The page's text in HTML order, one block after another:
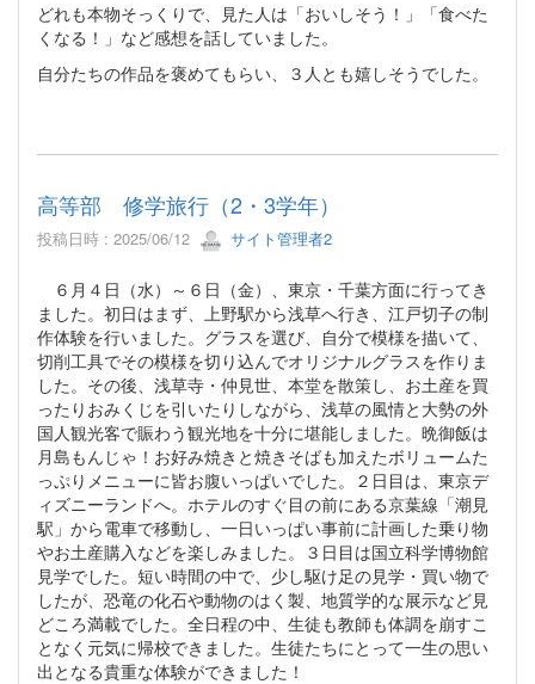
どれも本物そっくりで、見た人は「おいしそう！」「食べた
くなる！」など感想を話していました。
自分たちの作品を褒めてもらい、３人とも嬉しそうでした。
高等部 修学旅行（2・3学年）
投稿日時 : 2025/06/12 サイト管理者2
６月４日（水）～６日（金）、東京・千葉方面に行ってき
ました。初日はまず、上野駅から浅草へ行き、江戸切子の制
作体験を行いました。グラスを選び、自分で模様を描いて、
切削工具でその模様を切り込んでオリジナルグラスを作りま
した。その後、浅草寺・仲見世、本堂を散策し、お土産を買
ったりおみくじを引いたりしながら、浅草の風情と大勢の外
国人観光客で賑わう観光地を十分に堪能しました。晩御飯は
月島もんじゃ！お好み焼きと焼きそばも加えたボリュームた
っぷりメニューに皆お腹いっぱいでした。２日目は、東京デ
ィズニーランドへ。ホテルのすぐ目の前にある京葉線「潮見
駅」から電車で移動し、一日いっぱい事前に計画した乗り物
やお土産購入などを楽しみました。３日目は国立科学博物館
見学でした。短い時間の中で、少し駆け足の見学・買い物で
したが、恐竜の化石や動物のはく製、地質学的な展示など見
どころ満載でした。全日程の中、生徒も教師も体調を崩すこ
となく元気に帰校できました。生徒たちにとって一生の思い
出となる貴重な体験ができました！